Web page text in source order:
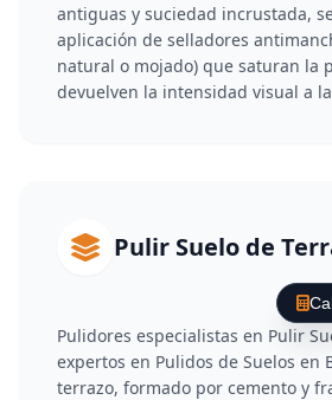
antiguas y suciedad incrustada,
aplicación de selladores
natural o mojado) que saturan la
devuelven la intensidad visual a
Pulir Suelo de
Pulidores especialistas en Pulir
expertos en Pulidos de Suelos en
terrazo, formado por cemento y